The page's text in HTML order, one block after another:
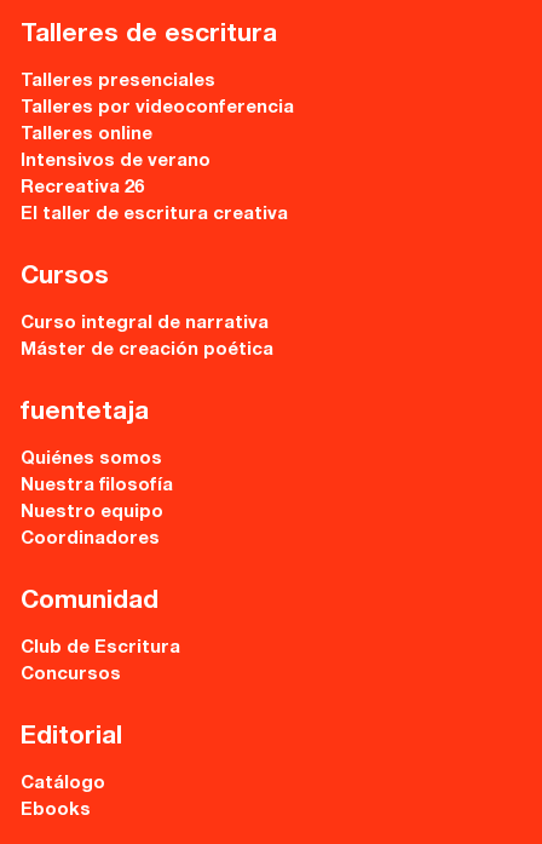
Asesoría y Corrección
Tutorías
Directorios
Contacto
Escríbenos
Guía Rápida
Dónde estamos
Sede central:
Cervantes nº21, entlo.
28014 Madrid
Tel 91 531 15 09
Horario de atención:
de 10 a 15 y 17 a 20 horas
Talleres de escritura
Talleres presenciales
Talleres por videoconferencia
Talleres online
Intensivos de verano
Recreativa 26
El taller de escritura creativa
Cursos
Curso integral de narrativa
Máster de creación poética
fuentetaja
Quiénes somos
Nuestra filosofía
Nuestro equipo
Coordinadores
Comunidad
Club de Escritura
Concursos
Editorial
Catálogo
Ebooks